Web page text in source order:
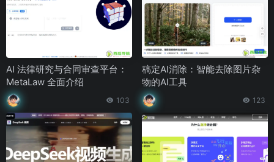
AI 法律研究与合同审查平台：
MetaLaw 全面介绍
103
稿定AI消除：智能去除图片杂
物的AI工具
123